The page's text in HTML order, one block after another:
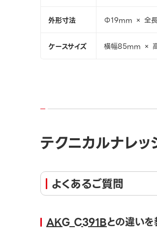
外形寸法 Φ19mm × 全
ケースサイズ 横幅85mm ×
テクニカルナレッ
よくあるご質問
AKG C391Bとの違いを